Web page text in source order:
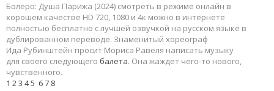
Болеро: Душа Парижа (2024) смотреть в режиме онлайн в
хорошем качестве HD 720, 1080 и 4к можно в интернете
полностью бесплатно с лучшей озвучкой на русском языке в
дублированном переводе. Знаменитый хореограф
Ида Рубинштейн просит Мориса Равеля написать музыку
для своего следующего балета. Она жаждет чего-то нового,
чувственного.
1 23 45 67 8